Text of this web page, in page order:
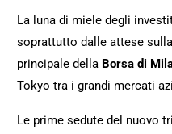
La luna di miele degli
soprattutto dalle attese
principale della Borsa di
Tokyo tra i grandi mercati
Le prime sedute del nuovo